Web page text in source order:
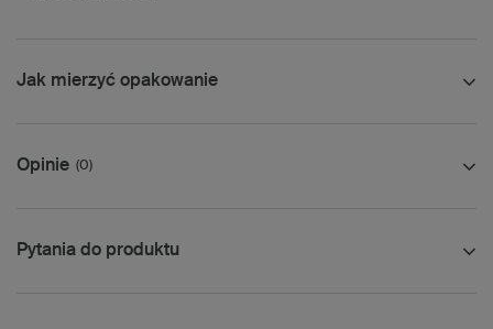
Jak mierzyć opakowanie
Opinie (0)
Pytania do produktu